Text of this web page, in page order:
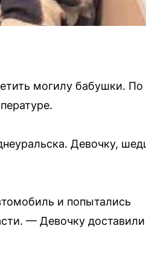
могилу бабушки. По
Девочку,
и попытались
— Девочку